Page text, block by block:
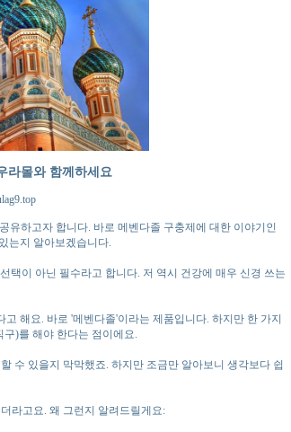
라몰와 함께하세요
유하고자 합니다. 바로 메벤다졸 구충제에 대한 이야기인
는지 알아보겠습니다.
택이 아닌 필수라고 합니다. 저 역시 건강에 매우 신경 쓰는
해요. 바로 '메벤다졸'이라는 제품입니다. 하지만 한 가지
)를 해야 한다는 점이에요.
수 있을지 막막했죠. 하지만 조금만 알아보니 생각보다 쉽
라고요. 왜 그런지 알려드릴게요: